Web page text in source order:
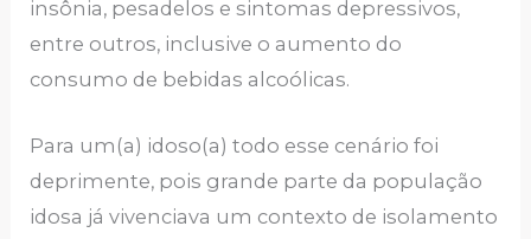
insônia, pesadelos e sintomas depressivos,
entre outros, inclusive o aumento do
consumo de bebidas alcoólicas.
Para um(a) idoso(a) todo esse cenário foi
deprimente, pois grande parte da população
idosa já vivenciava um contexto de isolamento